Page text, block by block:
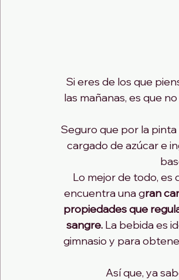
Si eres de los que
las mañanas, es que
Seguro que por la
cargado de azúcar e
Lo mejor de todo,
encuentra una gran
propiedades que
sangre. La bebida es
gimnasio y para